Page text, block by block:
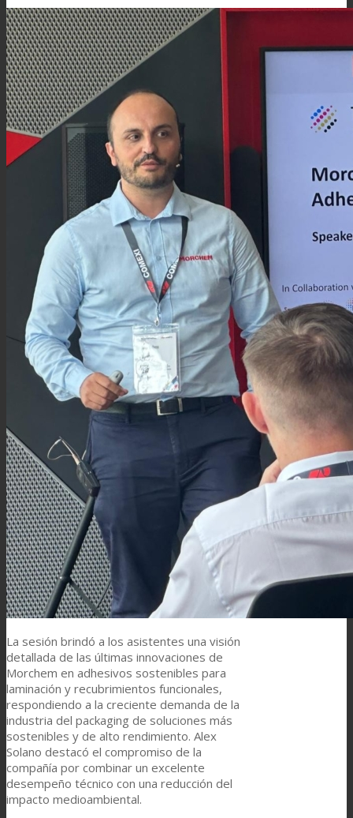
I+D
Asistencia Técnica
Prestaciones
Sostenibilidad
Carrera
Atención al Cliente
Certificaciones
Noticias
Contacto
Buscar
Menú Menú
La sesión brindó a los asistentes una visión
detallada de las últimas innovaciones de
Morchem en adhesivos sostenibles para
laminación y recubrimientos funcionales,
respondiendo a la creciente demanda de la
industria del packaging de soluciones más
sostenibles y de alto rendimiento. Alex
Solano destacó el compromiso de la
compañía por combinar un excelente
desempeño técnico con una reducción del
impacto medioambiental.